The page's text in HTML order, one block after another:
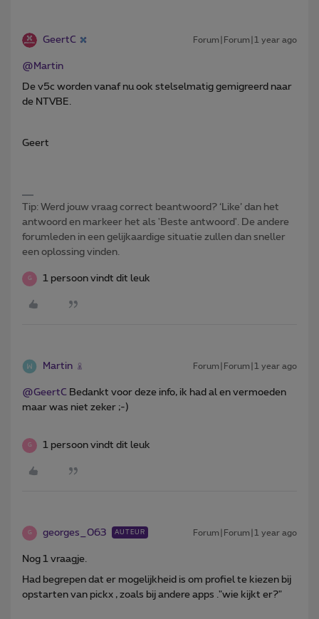
GeertC Forum|Forum|1 year ago
@Martin
De v5c worden vanaf nu ook stelselmatig gemigreerd naar
de NTVBE.
Geert
Tip: Werd jouw vraag correct beantwoord? ‘Like’ dan het
antwoord en markeer het als 'Beste antwoord'. De andere
forumleden in een gelijkaardige situatie zullen dan sneller
een oplossing vinden.
G 1 persoon vindt dit leuk
Martin Forum|Forum|1 year ago
@GeertC Bedankt voor deze info, ik had al en vermoeden
maar was niet zeker ;-)
G 1 persoon vindt dit leuk
G georges_063 AUTEUR Forum|Forum|1 year ago
Nog 1 vraagje.
Had begrepen dat er mogelijkheid is om profiel te kiezen bij
opstarten van pickx , zoals bij andere apps ."wie kijkt er?"